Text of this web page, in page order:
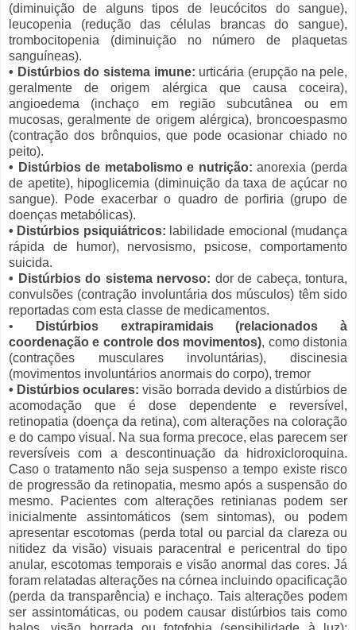
(diminuição de alguns tipos de leucócitos do sangue),
leucopenia (redução das células brancas do sangue),
trombocitopenia (diminuição no número de plaquetas
sanguíneas).
• Distúrbios do sistema imune: urticária (erupção na pele,
geralmente de origem alérgica que causa coceira),
angioedema (inchaço em região subcutânea ou em
mucosas, geralmente de origem alérgica), broncoespasmo
(contração dos brônquios, que pode ocasionar chiado no
peito).
• Distúrbios de metabolismo e nutrição: anorexia (perda
de apetite), hipoglicemia (diminuição da taxa de açúcar no
sangue). Pode exacerbar o quadro de porfiria (grupo de
doenças metabólicas).
• Distúrbios psiquiátricos: labilidade emocional (mudança
rápida de humor), nervosismo, psicose, comportamento
suicida.
• Distúrbios do sistema nervoso: dor de cabeça, tontura,
convulsões (contração involuntária dos músculos) têm sido
reportadas com esta classe de medicamentos.
• Distúrbios extrapiramidais (relacionados à
coordenação e controle dos movimentos), como distonia
(contrações musculares involuntárias), discinesia
(movimentos involuntários anormais do corpo), tremor
• Distúrbios oculares: visão borrada devido a distúrbios de
acomodação que é dose dependente e reversível,
retinopatia (doença da retina), com alterações na coloração
e do campo visual. Na sua forma precoce, elas parecem ser
reversíveis com a descontinuação da hidroxicloroquina.
Caso o tratamento não seja suspenso a tempo existe risco
de progressão da retinopatia, mesmo após a suspensão do
mesmo. Pacientes com alterações retinianas podem ser
inicialmente assintomáticos (sem sintomas), ou podem
apresentar escotomas (perda total ou parcial da clareza ou
nitidez da visão) visuais paracentral e pericentral do tipo
anular, escotomas temporais e visão anormal das cores. Já
foram relatadas alterações na córnea incluindo opacificação
(perda da transparência) e inchaço. Tais alterações podem
ser assintomáticas, ou podem causar distúrbios tais como